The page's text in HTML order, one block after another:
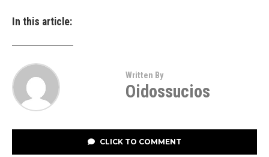
In this article:
Written By
Oidossucios
CLICK TO COMMENT